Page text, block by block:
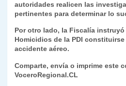
autoridades realicen las
pertinentes para determinar lo
Por otro lado, la Fiscalía instruyó
Homicidios de la PDI
accidente aéreo.
Comparte, envía o imprime este
VoceroRegional.CL